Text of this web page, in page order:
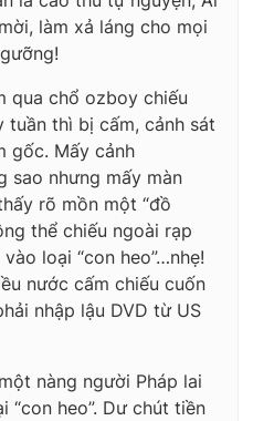
làm xả láng cho mọi
qua chổ ozboy chiếu
tuần thì bị cấm, cảnh sát
gốc. Mấy cảnh
sao nhưng mấy màn
rõ mồn một “đồ
thể chiếu ngoài rạp
loại “con heo”…nhẹ!
nước cấm chiếu cuốn
nhập lậu DVD từ US
nàng người Pháp lai
“con heo”. Dư chút tiền